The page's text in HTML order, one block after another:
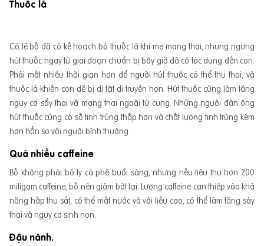
Thuốc lá
Có lẽ bố đã có kế hoạch bỏ thuốc lá khi mẹ mang thai, nhưng ngưng
hút thuốc ngay từ giai đoạn chuẩn bị bây giờ đã có tác dụng đến con.
Phải mất nhiều thời gian hơn để người hút thuốc có thể thụ thai, và
thuốc lá khiến con dễ bị dị tật di truyền hơn. Hút thuốc cũng làm tăng
nguy cơ sẩy thai và mang thai ngoài tử cung. Những người đàn ông
hút thuốc cũng có số tinh trùng thấp hơn và chất lượng tinh trùng kém
hơn hẳn so với người bình thường.
Quá nhiều caffeine
Bố không phải bỏ ly cà phê buổi sáng, nhưng nếu tiêu thụ hơn 200
miligam caffeine, bố nên giảm bớt lại. Lượng caffeine can thiệp vào khả
năng hấp thụ sắt, có thể mất nước và với liều cao, có thể làm tăng sảy
thai và nguy cơ sinh non.
Đậu nành.